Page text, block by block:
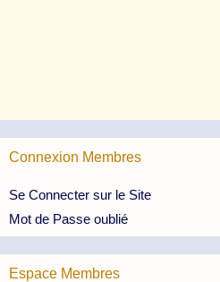
Connexion Membres
Se Connecter sur le Site
Mot de Passe oublié
Espace Membres